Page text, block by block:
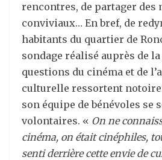
rencontres, de partager des
conviviaux… En bref, de
habitants du quartier de
sondage réalisé auprès de
questions du cinéma et de
culturelle ressortent
son équipe de bénévoles se
volontaires. « On ne
cinéma, on était cinéphiles,
senti derrière cette envie de